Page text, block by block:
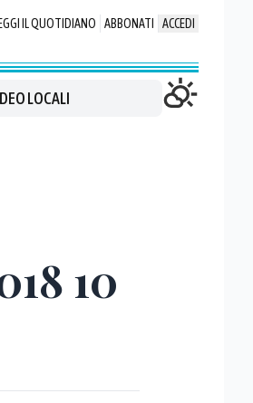
IL QUOTIDIANO ABBONATI ACCEDI
LOCALI
10